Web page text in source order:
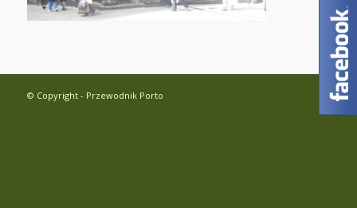
© Copyright - Przewodnik Porto